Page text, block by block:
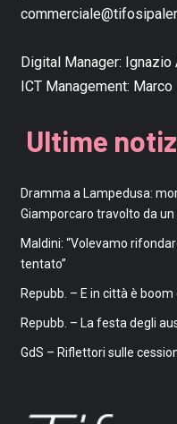
Digital Manager: Ignazio
ICT Management: Marco
Ultime
Dramma a Lampedusa:
Giamporcaro travolto da
Maldini: “Volevamo
tentato”
Repubb. – E in città è
Repubb. – La festa degli
GdS – Riflettori sulle